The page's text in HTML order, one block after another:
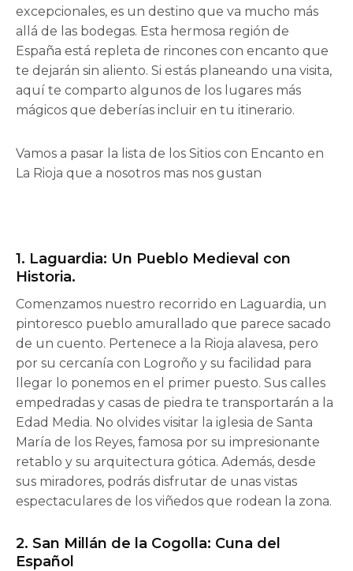
excepcionales, es un destino que va mucho más
allá de las bodegas. Esta hermosa región de
España está repleta de rincones con encanto que
te dejarán sin aliento. Si estás planeando una visita,
aquí te comparto algunos de los lugares más
mágicos que deberías incluir en tu itinerario.
Vamos a pasar la lista de los Sitios con Encanto en
La Rioja que a nosotros mas nos gustan
1. Laguardia: Un Pueblo Medieval con
Historia.
Comenzamos nuestro recorrido en Laguardia, un
pintoresco pueblo amurallado que parece sacado
de un cuento. Pertenece a la Rioja alavesa, pero
por su cercanía con Logroño y su facilidad para
llegar lo ponemos en el primer puesto. Sus calles
empedradas y casas de piedra te transportarán a la
Edad Media. No olvides visitar la iglesia de Santa
María de los Reyes, famosa por su impresionante
retablo y su arquitectura gótica. Además, desde
sus miradores, podrás disfrutar de unas vistas
espectaculares de los viñedos que rodean la zona.
2. San Millán de la Cogolla: Cuna del
Español